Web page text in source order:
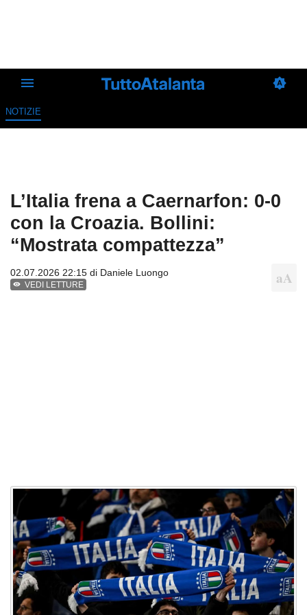
NOTIZIE
L’Italia frena a Caernarfon: 0-0
con la Croazia. Bollini:
“Mostrata compattezza”
02.07.2026 22:15 di Daniele Luongo
VEDI LETTURE